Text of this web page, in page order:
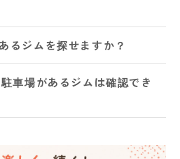
るジムを探せますか？
車場があるジムは確認でき